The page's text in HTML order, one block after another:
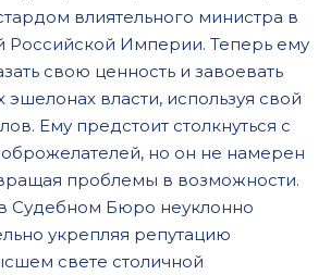
влиятельного министра в
Российской Империи. Теперь ему
свою ценность и завоевать
власти, используя свой
Ему предстоит столкнуться с
но он не намерен
проблемы в возможности.
Судебном Бюро неуклонно
укрепляя репутацию
свете столичной